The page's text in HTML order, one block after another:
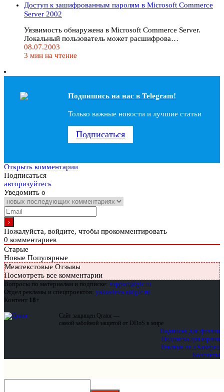
Доступ к зашифрованным паролям в Microsoft Commerce
Server 2002
Уязвимость обнаружена в Microsoft Commerce Server.
Локальный пользователь может расшифрова…
08.07.2003
3 мин на чтение
Подпишись на наc в Telegram!
Только важные новости и лучшие статьи
Подписаться
Открыть комментарии
Подписаться
авторизуйтесь
Уведомить о
Пожалуйста, войдите, чтобы прокомментировать
0 комментариев
Старые
Новые Популярные
Межтекстовые Отзывы
Посмотреть все комментарии
Вопросы по материалам и подписке: support@glc.ru
Отдел рекламы и спецпроектов: yakovleva.a@glc.ru
Контент 18+
Сайт защищен Qrator —
самой забойной защитой от DDoS в мире
Подписка для физлиц
Подписка для юрлиц
Реклама на «Хакере»
Контакты